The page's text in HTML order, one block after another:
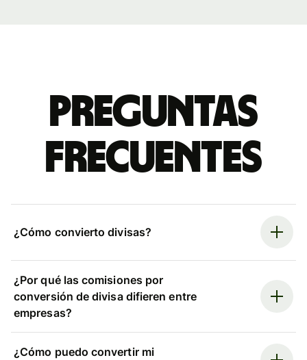
Preguntas
frecuentes
¿Cómo convierto divisas?
¿Por qué las comisiones por
conversión de divisa difieren entre
empresas?
¿Cómo puedo convertir mi